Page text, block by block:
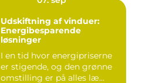
Udskiftning af vinduer:
Energibesparende
løsninger
I en tid hvor energipriserne
er stigende, og den grønne
omstilling er på alles læ...